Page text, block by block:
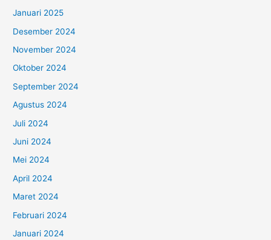
Januari 2025
Desember 2024
November 2024
Oktober 2024
September 2024
Agustus 2024
Juli 2024
Juni 2024
Mei 2024
April 2024
Maret 2024
Februari 2024
Januari 2024